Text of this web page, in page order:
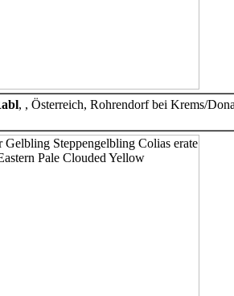
, , Österreich, Rohrendorf bei Krems/